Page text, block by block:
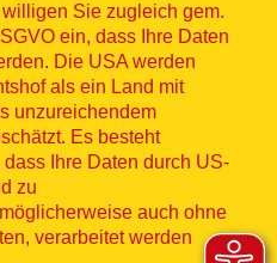
Sie zugleich gem.
ein, dass Ihre Daten
Die USA werden
als ein Land mit
unzureichendem
Es besteht
Ihre Daten durch US-
zu
auch ohne
verarbeitet werden